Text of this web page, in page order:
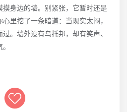
身边的墙。别紧张，它暂时还是
里挖了一条暗道：当现实太闷，
。墙外没有乌托邦，却有笑声、